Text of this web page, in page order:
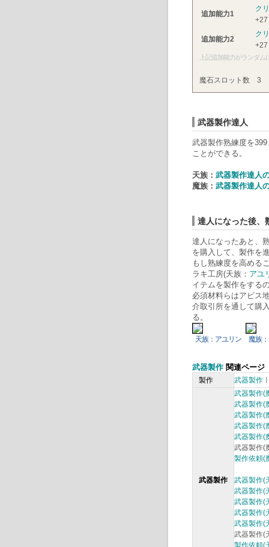
追加能力1
ク
+27
追加能力2
ク
+27
上記追加能力がランダム
魔石スロット数 3
武器製作達人
武器製作熟練度を
ことができる。
天族： 武器製作達人
魔族： 武器製作達人
達人になった後、
達人になったあと、
を購入して、製作を
もし熟練度を高める
ラキ工房(天族： アユ
イテムを製作をする
必須材料らはアビス
介取引所を通して購
天族：アユリン 魔族
武器製作 関連ページ
製作 武器製作
武器製作
武器製作(
武器製作(
武器製作(
武器製作(
武器製作(
武器製作(
製作依頼(
武器製作(
武器製作(
武器製作(
武器製作(
武器製作(
武器製作(
製作依頼(